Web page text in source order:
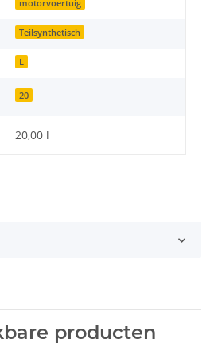
motorvoertuig
Teilsynthetisch
L
20
20,00 l
producten